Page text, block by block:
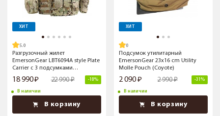
ХИТ
5.0
Разгрузочный жилет
EmersonGear LBT6094A style Plate
Carrier с 3 подсумками
(Multicam)
18 990 22 990 -18%
В наличии
В корзину
ХИТ
Подсумок утилитарный
EmersonGear 23x16 cm Utility
Molle Pouch (Coyote)
2 090 2 990 -31%
В наличии
В корзину